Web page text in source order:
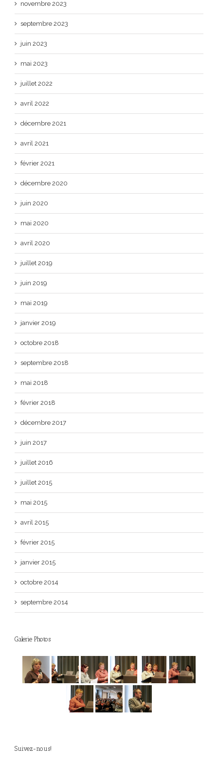
novembre 2023
septembre 2023
juin 2023
mai 2023
juillet 2022
avril 2022
décembre 2021
avril 2021
février 2021
décembre 2020
juin 2020
mai 2020
avril 2020
juillet 2019
juin 2019
mai 2019
janvier 2019
octobre 2018
septembre 2018
mai 2018
février 2018
décembre 2017
juin 2017
juillet 2016
juillet 2015
mai 2015
avril 2015
février 2015
janvier 2015
octobre 2014
septembre 2014
Galerie Photos
Suivez-nous!